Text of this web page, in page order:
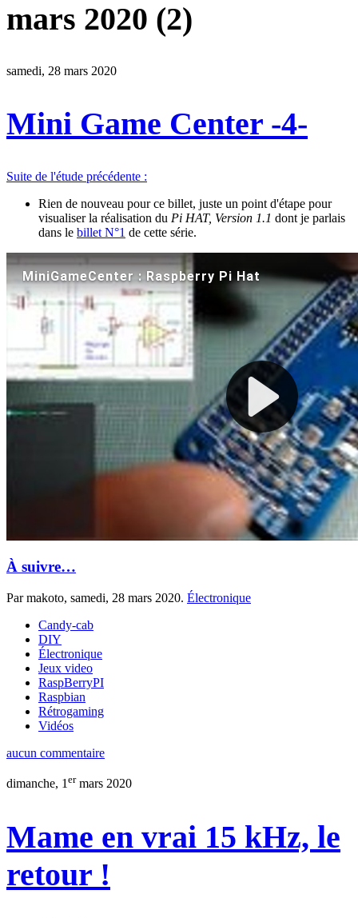
mars 2020 (2)
samedi, 28 mars 2020
Mini Game Center -4-
Suite de l'étude précédente :
Rien de nouveau pour ce billet, juste un point d'étape pour
visualiser la réalisation du Pi HAT, Version 1.1 dont je parlais
dans le billet N°1 de cette série.
À suivre…
Par makoto, samedi, 28 mars 2020. Électronique
Candy-cab
DIY
Électronique
Jeux video
RaspBerryPI
Raspbian
Rétrogaming
Vidéos
aucun commentaire
dimanche, 1 ermars 2020
Mame en vrai 15 kHz, le
retour !